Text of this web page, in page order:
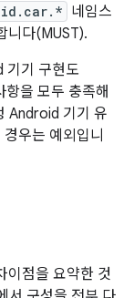
네임스
니다(MUST).
기기 구현도
을 모두 충족해
Android 기기 유
우는 예외입니
이점을 요약한 것